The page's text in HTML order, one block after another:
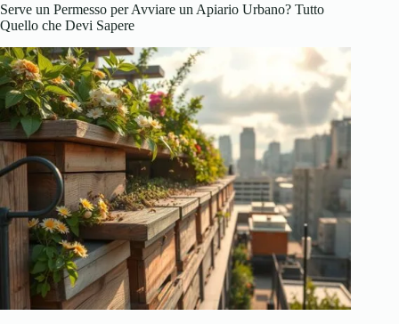
Serve un Permesso per Avviare un Apiario Urbano? Tutto
Quello che Devi Sapere